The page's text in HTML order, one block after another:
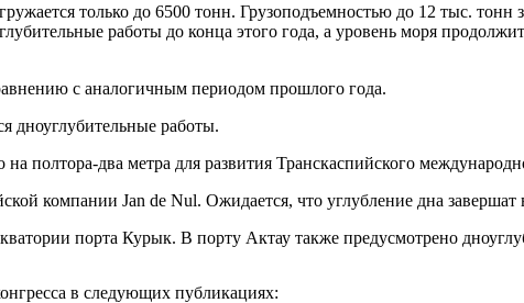
только до 6500 тонн. Грузоподъемностью до 12 тыс.
работы до конца этого года, а уровень моря
с аналогичным периодом прошлого года.
дноуглубительные работы.
полтора-два метра для развития Транскаспийского
компании Jan de Nul. Ожидается, что углубление дна завершат
порта Курык. В порту Актау также предусмотрено
в следующих публикациях: